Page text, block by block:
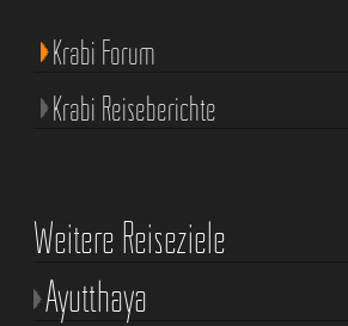
Krabi Forum
Krabi Reiseberichte
Weitere Reiseziele
Ayutthaya